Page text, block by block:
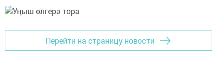
Перейти на страницу новости